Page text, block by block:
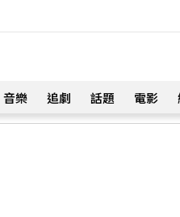
音樂 追劇 話題 電影